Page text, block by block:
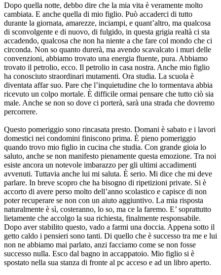
Dopo quella notte, debbo dire che la mia vita è veramente molto
cambiata. E anche quella di mio figlio. Può accaderci di tutto
durante la giornata, amarezze, inciampi, e quant’altro, ma qualcosa
di sconvolgente e di nuovo, di fulgido, in questa grigia realtà ci sta
accadendo, qualcosa che non ha niente a che fare col mondo che ci
circonda. Non so quanto durerà, ma avendo scavalcato i muri delle
convenzioni, abbiamo trovato una energia fluente, pura. Abbiamo
trovato il petrolio, ecco. Il petrolio in casa nostra. Anche mio figlio
ha conosciuto straordinari mutamenti. Ora studia. La scuola è
diventata affar suo. Pare che l’inquietudine che lo tormentava abbia
ricevuto un colpo mortale. È difficile ormai pensare che tutto ciò sia
male. Anche se non so dove ci porterà, sarà una strada che dovremo
percorrere.
Questo pomeriggio sono rincasata presto. Domani è sabato e i lavori
domestici nei condomini finiscono prima. È pieno pomeriggio
quando trovo mio figlio in cucina che studia. Con grande gioia lo
saluto, anche se non manifesto pienamente questa emozione. Tra noi
esiste ancora un notevole imbarazzo per gli ultimi accadimenti
avvenuti. Tuttavia anche lui mi saluta. È serio. Mi dice che mi deve
parlare. In breve scopro che ha bisogno di ripetizioni private. Si è
accorto di avere perso molto dell’anno scolastico e capisce di non
poter recuperare se non con un aiuto aggiuntivo. La mia risposta
naturalmente è sì, costeranno, lo so, ma ce la faremo. E’ soprattutto
lietamente che accolgo la sua richiesta, finalmente responsabile.
Dopo aver stabilito questo, vado a farmi una doccia. Appena sotto il
getto caldo i pensieri sono tanti. Di quello che è successo tra me e lui
non ne abbiamo mai parlato, anzi facciamo come se non fosse
successo nulla. Esco dal bagno in accappatoio. Mio figlio si è
spostato nella sua stanza di fronte al pc acceso e ad un libro aperto.